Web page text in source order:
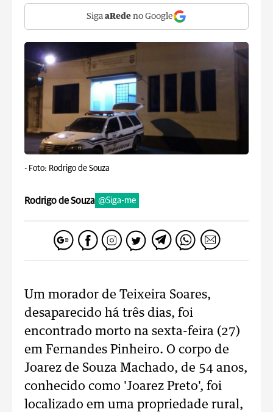
Siga aRede no Google
- Foto: Rodrigo de Souza
Rodrigo de Souza @Siga-me
Um morador de Teixeira Soares,
desaparecido há três dias, foi
encontrado morto na sexta-feira (27)
em Fernandes Pinheiro. O corpo de
Joarez de Souza Machado, de 54 anos,
conhecido como 'Joarez Preto', foi
localizado em uma propriedade rural,